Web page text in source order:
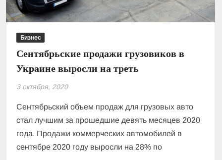
Бизнес
Сентябрьские продажи грузовиков в
Украине выросли на треть
3 октября, 2020
Сентябрьский объем продаж для грузовых авто
стал лучшим за прошедшие девять месяцев 2020
года. Продажи коммерческих автомобилей в
сентябре 2020 году выросли на 28% по